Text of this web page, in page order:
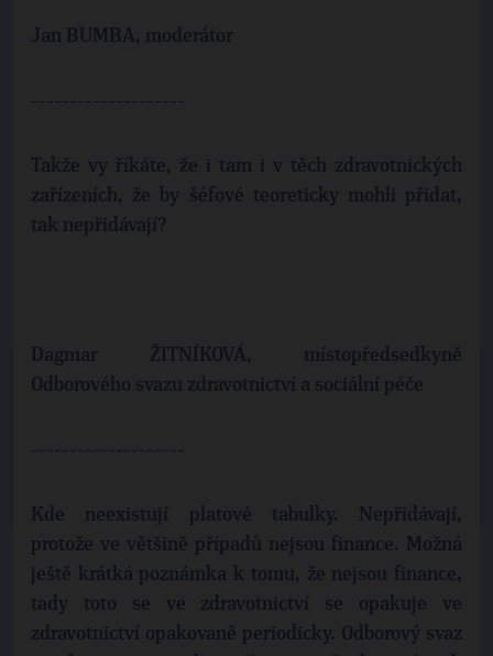
Jan BUMBA, moderátor
--------------------
Takže vy říkáte, že i tam i v těch zdravotnických
zařízeních, že by šéfové teoreticky mohli přidat,
tak nepřidávají?
Dagmar ŽITNÍKOVÁ, místopředsedkyně
Odborového svazu zdravotnictví a sociální péče
--------------------
Kde neexistují platové tabulky. Nepřidávají,
protože ve většině případů nejsou finance. Možná
ještě krátká poznámka k tomu, že nejsou finance,
tady toto se ve zdravotnictví se opakuje ve
zdravotnictví opakovaně periodicky. Odborový svaz